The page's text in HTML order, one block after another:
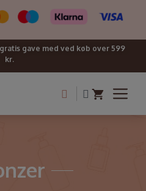
gave med ved køb over 599
kr.